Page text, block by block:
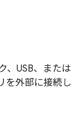
、USB、または
を外部に接続し